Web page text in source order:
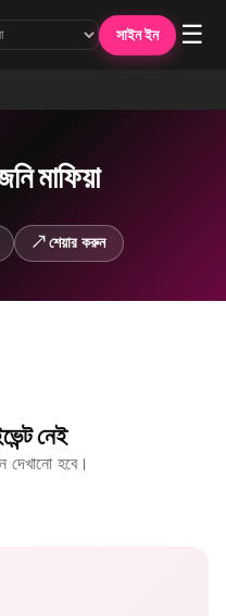
সাইন ইন ☰
মাফিয়া
↗ শেয়ার করুন
নেই
দেখানো হবে।